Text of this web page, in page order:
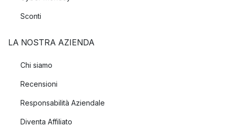
Sconti
LA NOSTRA AZIENDA
Chi siamo
Recensioni
Responsabilità Aziendale
Diventa Affiliato